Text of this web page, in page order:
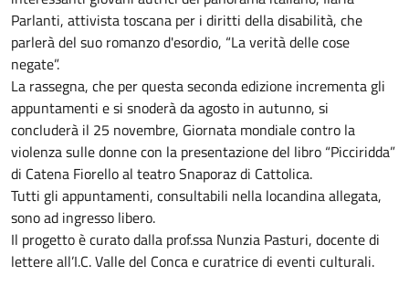
Parlanti, attivista toscana per i diritti della disabilità, che
parlerà del suo romanzo d'esordio, “La verità delle cose
negate”.
La rassegna, che per questa seconda edizione incrementa gli
appuntamenti e si snoderà da agosto in autunno, si
concluderà il 25 novembre, Giornata mondiale contro la
violenza sulle donne con la presentazione del libro “Picciridda”
di Catena Fiorello al teatro Snaporaz di Cattolica.
Tutti gli appuntamenti, consultabili nella locandina allegata,
sono ad ingresso libero.
Il progetto è curato dalla prof.ssa Nunzia Pasturi, docente di
lettere all’I.C. Valle del Conca e curatrice di eventi culturali.